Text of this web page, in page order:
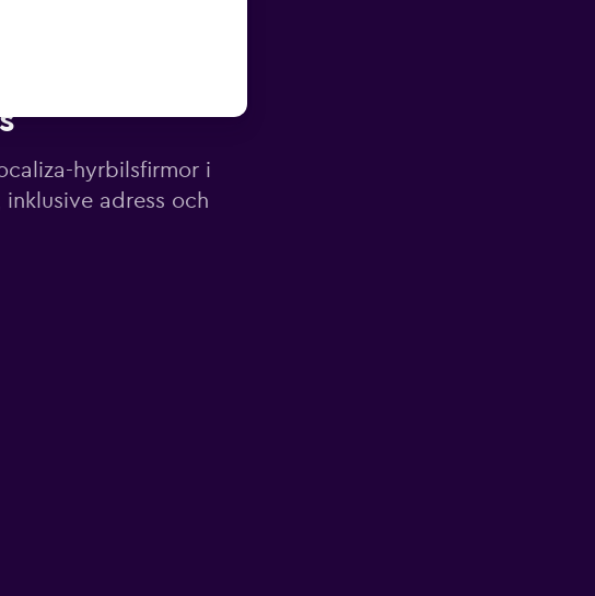
hyrbilsfirmor i
adress och